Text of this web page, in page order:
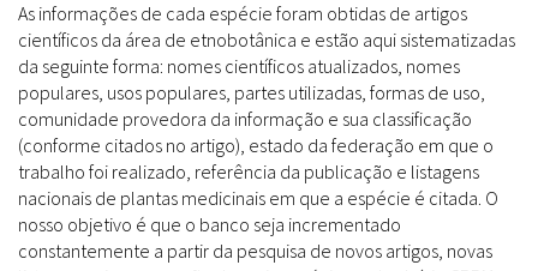
As informações de cada espécie foram obtidas de artigos
científicos da área de etnobotânica e estão aqui sistematizadas
da seguinte forma: nomes científicos atualizados, nomes
populares, usos populares, partes utilizadas, formas de uso,
comunidade provedora da informação e sua classificação
(conforme citados no artigo), estado da federação em que o
trabalho foi realizado, referência da publicação e listagens
nacionais de plantas medicinais em que a espécie é citada. O
nosso objetivo é que o banco seja incrementado
constantemente a partir da pesquisa de novos artigos, novas